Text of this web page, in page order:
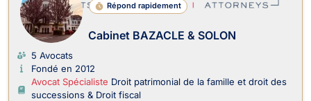
Répond rapidement
Cabinet BAZACLE & SOLON
5 Avocats
Fondé en 2012
Avocat Spécialiste Droit patrimonial de la famille et droit des
successions & Droit fiscal